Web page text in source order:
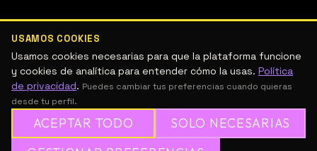
t
a
g
r
a
m
USAMOS COOKIES
Usamos cookies necesarias para que la plataforma funcione
y cookies de analítica para entender cómo la usas. Política
de privacidad. Puedes cambiar tus preferencias cuando quieras
desde tu perfil.
ACEPTAR TODO
SOLO NECESARIAS